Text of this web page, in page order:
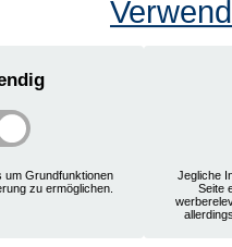
um Grundfunktionen
zu ermöglichen.
Jegliche
Seite